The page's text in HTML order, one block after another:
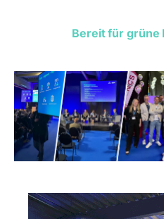
Bereit für grüne